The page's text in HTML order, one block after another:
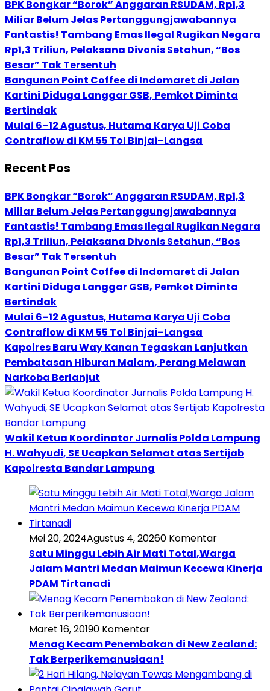
BPK Bongkar “Borok” Anggaran RSUDAM, Rp1,3
Miliar Belum Jelas Pertanggungjawabannya
Fantastis! Tambang Emas Ilegal Rugikan Negara
Rp1,3 Triliun, Pelaksana Divonis Setahun, “Bos
Besar” Tak Tersentuh
Bangunan Point Coffee di Indomaret di Jalan
Kartini Diduga Langgar GSB, Pemkot Diminta
Bertindak
Mulai 6–12 Agustus, Hutama Karya Uji Coba
Contraflow di KM 55 Tol Binjai–Langsa
Recent Pos
BPK Bongkar “Borok” Anggaran RSUDAM, Rp1,3
Miliar Belum Jelas Pertanggungjawabannya
Fantastis! Tambang Emas Ilegal Rugikan Negara
Rp1,3 Triliun, Pelaksana Divonis Setahun, “Bos
Besar” Tak Tersentuh
Bangunan Point Coffee di Indomaret di Jalan
Kartini Diduga Langgar GSB, Pemkot Diminta
Bertindak
Mulai 6–12 Agustus, Hutama Karya Uji Coba
Contraflow di KM 55 Tol Binjai–Langsa
Kapolres Baru Way Kanan Tegaskan Lanjutkan
Pembatasan Hiburan Malam, Perang Melawan
Narkoba Berlanjut
Wakil Ketua Koordinator Jurnalis Polda Lampung
H. Wahyudi, SE Ucapkan Selamat atas Sertijab
Kapolresta Bandar Lampung
Mei 20, 2024Agustus 4, 20260 Komentar
Satu Minggu Lebih Air Mati Total,Warga
Jalam Mantri Medan Maimun Kecewa Kinerja
PDAM Tirtanadi
Maret 16, 20190 Komentar
Menag Kecam Penembakan di New Zealand:
Tak Berperikemanusiaan!